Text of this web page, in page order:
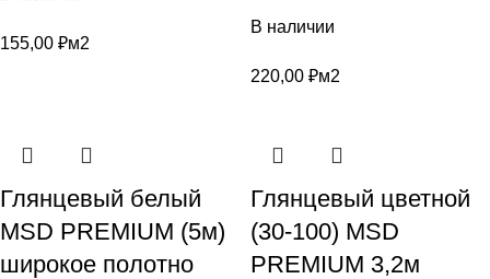
155,00 ₽м2
В наличии
220,00 ₽м2
Глянцевый белый
MSD PREMIUM (5м)
широкое полотно
Глянцевый цветной
(30-100) MSD
PREMIUM 3,2м